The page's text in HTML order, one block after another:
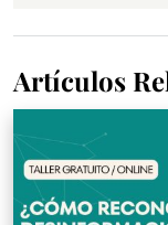
Artículos